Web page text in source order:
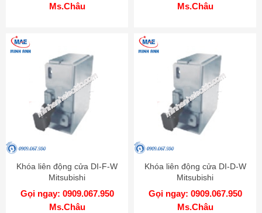
Ms.Châu
Ms.Châu
Khóa liên động cửa DI-F-W
Mitsubishi
Gọi ngay: 0909.067.950
Ms.Châu
Khóa liên động cửa DI-D-W
Mitsubishi
Gọi ngay: 0909.067.950
Ms.Châu